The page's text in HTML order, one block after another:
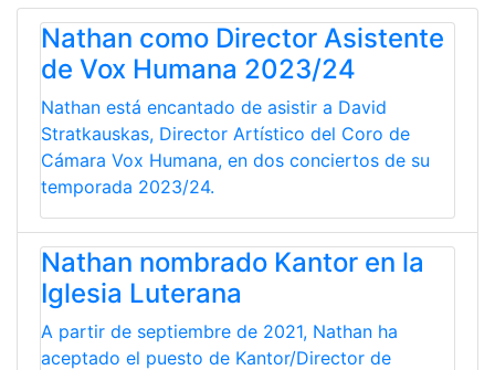
Nathan como Director Asistente
de Vox Humana 2023/24
Nathan está encantado de asistir a David
Stratkauskas, Director Artístico del Coro de
Cámara Vox Humana, en dos conciertos de su
temporada 2023/24.
Nathan nombrado Kantor en la
Iglesia Luterana
A partir de septiembre de 2021, Nathan ha
aceptado el puesto de Kantor/Director de